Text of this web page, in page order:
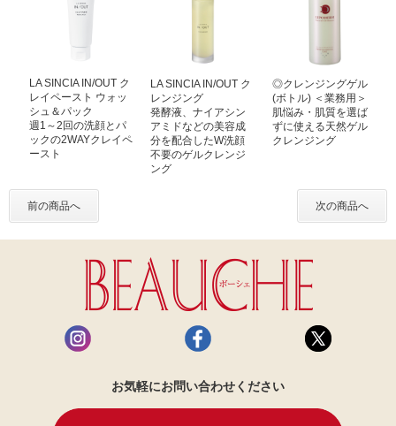
LA SINCIA IN/OUT ク
レイペースト ウォッ
シュ＆パック
週1～2回の洗顔とパ
ックの2WAYクレイペ
ースト
LA SINCIA IN/OUT ク
レンジング
発酵液、ナイアシン
アミドなどの美容成
分を配合したW洗顔
不要のゲルクレンジ
ング
◎クレンジングゲル
(ボトル) ＜業務用＞
肌悩み・肌質を選ば
ずに使える天然ゲル
クレンジング
前の商品へ 次の商品へ
お気軽にお問い合わせください